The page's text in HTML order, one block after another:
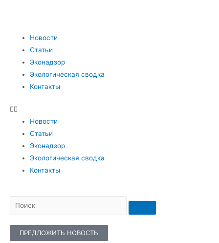
Новости
Статьи
Эконадзор
Экологическая сводка
Контакты
Новости
Статьи
Эконадзор
Экологическая сводка
Контакты
ПРЕДЛОЖИТЬ НОВОСТЬ